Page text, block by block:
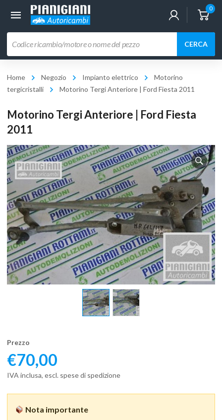
0
prodotti
CERCA
Home Negozio Impianto elettrico
Motorino
tergicristalli
Motorino Tergi Anteriore | Ford Fiesta 2011
Motorino Tergi Anteriore | Ford Fiesta
2011
Prezzo
€70,00
IVA inclusa, escl. spese di spedizione
Nota importante